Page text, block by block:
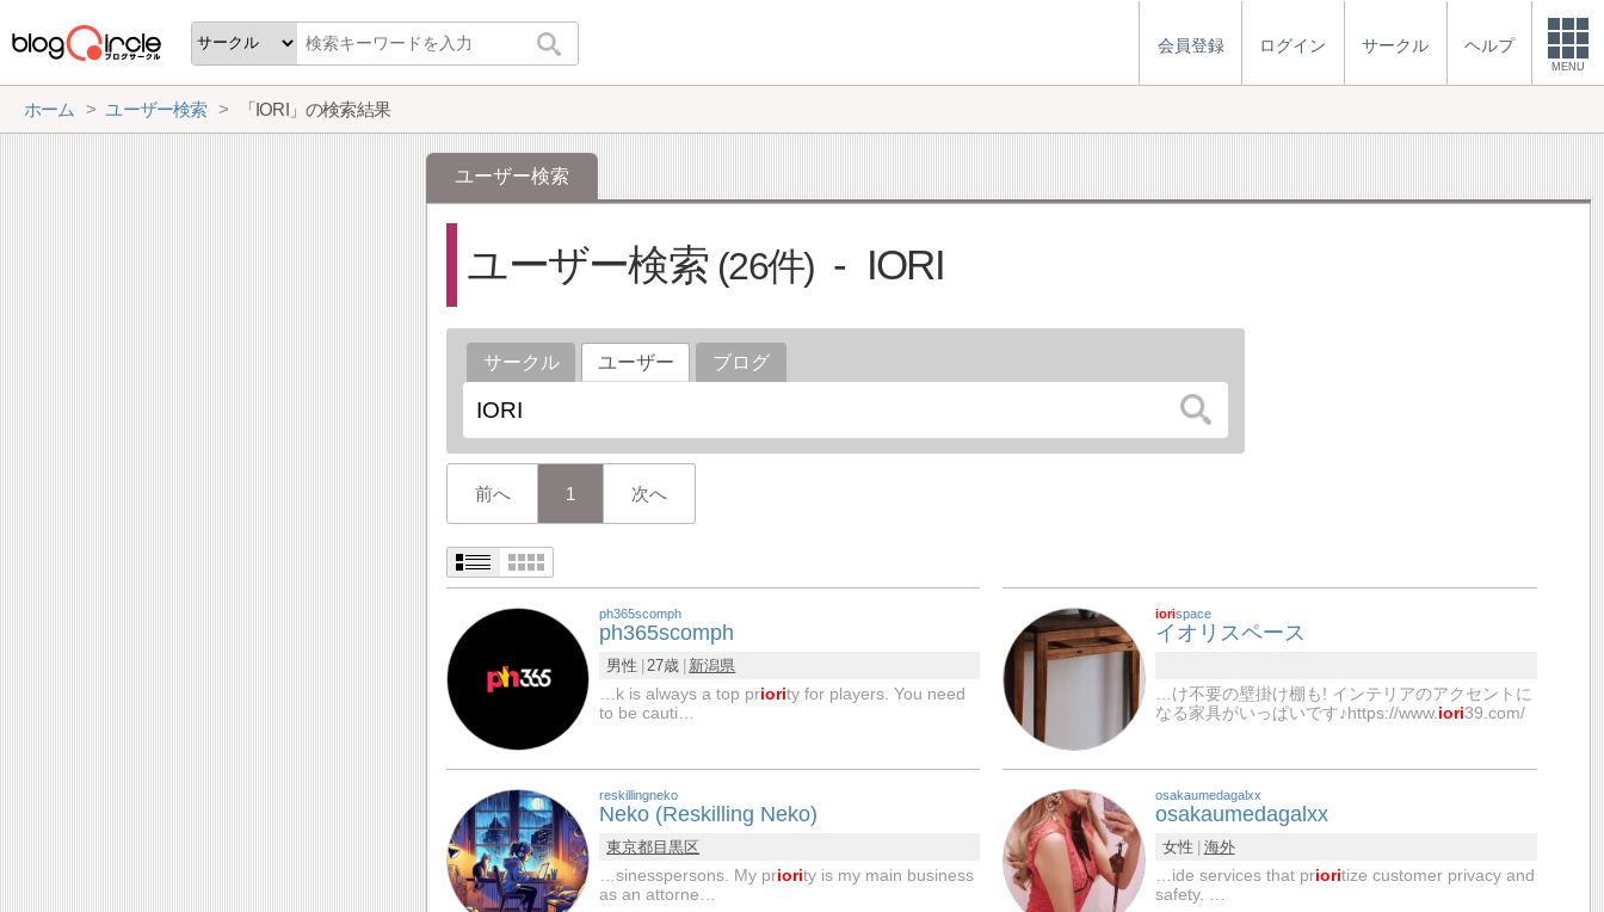
会員登録 ログイン サークル ヘルプ
MENU
ホーム ユーザー検索 「IORI」の検索結果
ユーザー検索
ユーザー検索 26 IORI
サークル ユーザー ブログ
前へ 1 次へ
ph365scomph
ph365scomph
男性 27歳 新潟県
…k is always a top priority for players. You need
to be cauti…
iorispace
イオリスペース
…け不要の壁掛け棚も! インテリアのアクセントに
なる家具がいっぱいです♪https://www.iori39.com/
reskillingneko
Neko (Reskilling Neko)
東京都目黒区
…sinesspersons. My priority is my main business
as an attorne…
osakaumedagalxx
osakaumedagalxx
女性
海外
…ide services that prioritize customer privacy and
safety. …